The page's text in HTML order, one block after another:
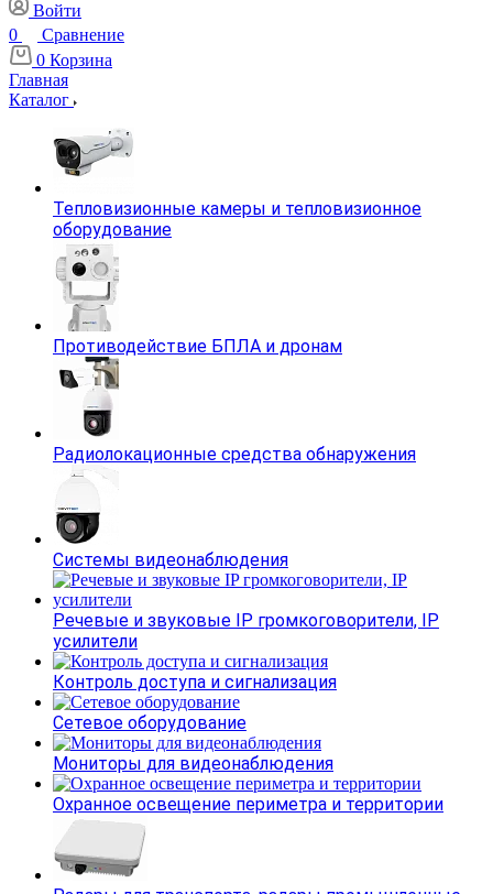
Войти
0
Сравнение
0 Корзина
Главная
Каталог
Тепловизионные камеры и тепловизионное
оборудование
Противодействие БПЛА и дронам
Радиолокационные средства обнаружения
Системы видеонаблюдения
Речевые и звуковые IP громкоговорители, IP
усилители
Контроль доступа и сигнализация
Сетевое оборудование
Мониторы для видеонаблюдения
Охранное освещение периметра и территории